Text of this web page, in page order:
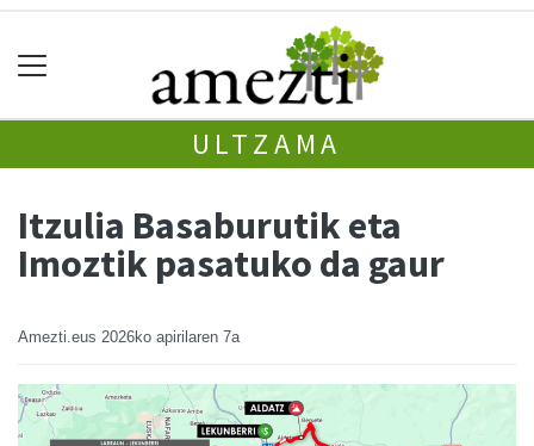
ULTZAMA
Itzulia Basaburutik eta
Imoztik pasatuko da gaur
Amezti.eus 2026ko apirilaren 7a